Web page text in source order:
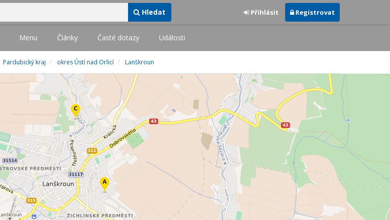
Hledat Přihlásit Registrovat
Menu Články Časté dotazy Události
Pardubický kraj okres Ústí nad Orlicí Lanškroun